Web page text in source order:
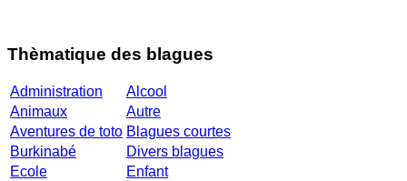
Thèmatique des blagues
Administration
Alcool
Animaux
Autre
Aventures de toto Blagues courtes
Burkinabé
Divers blagues
Ecole
Enfant